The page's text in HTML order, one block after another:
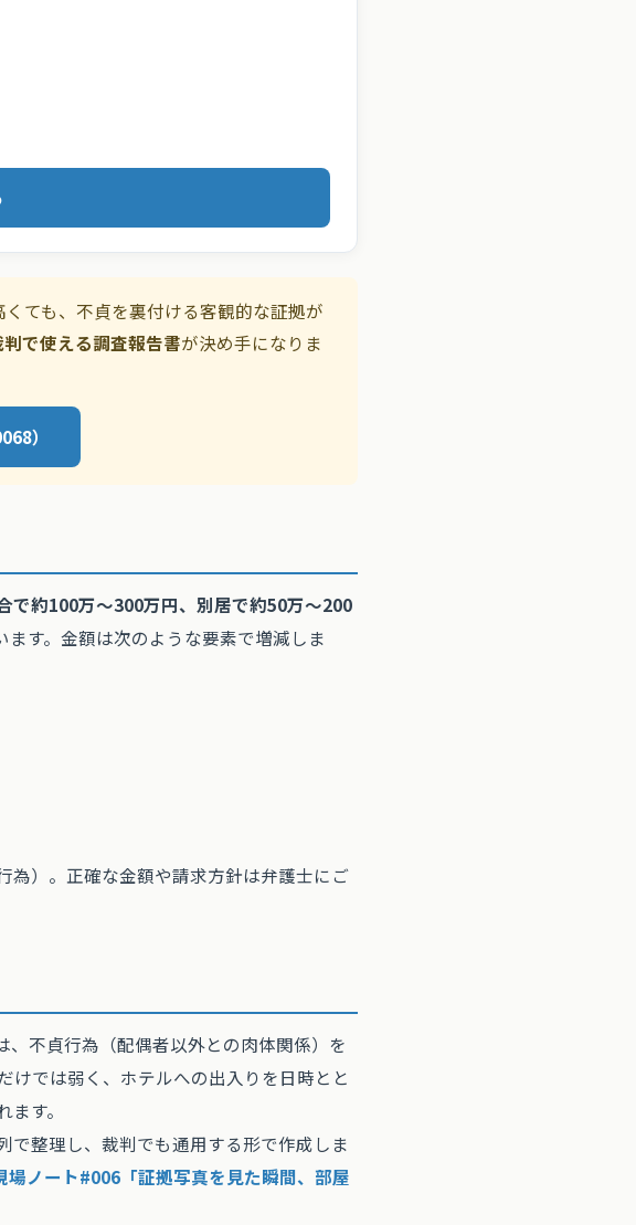
くても、不貞を裏付ける客観的な証拠が
判で使える調査報告書が決め手になりま
）
で約100万〜300万円、別居で約50万〜200
す。金額は次のような要素で増減しま
為）。正確な金額や請求方針は弁護士にご
不貞行為（配偶者以外との肉体関係）を
けでは弱く、ホテルへの出入りを日時とと
す。
で整理し、裁判でも通用する形で作成しま
場ノート#006「証拠写真を見た瞬間、部屋